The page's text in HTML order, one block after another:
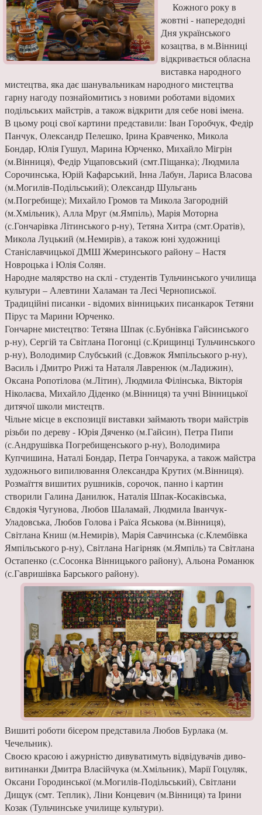
Кожного року в
жовтні - напередодні
Дня українського
козацтва, в м.Вінниці
відкривається обласна
виставка народного
мистецтва, яка дає шанувальникам народного мистецтва
гарну нагоду познайомитись з новими роботами відомих
подільських майстрів, а також відкрити для себе нові імена.
В цьому році свої картини представили: Іван Горобчук, Федір
Панчук, Олександр Пелешко, Ірина Кравченко, Микола
Бондар, Юлія Гушул, Марина Юрченко, Михайло Мігрін
(м.Вінниця), Федір Ущаповський (смт.Піщанка); Людмила
Сорочинська, Юрій Кафарський, Інна Лабун, Лариса Власова
(м.Могилів-Подільський); Олександр Шульгань
(м.Погребище); Михайло Громов та Микола Загородній
(м.Хмільник), Алла Мруг (м.Ямпіль), Марія Моторна
(с.Гончарівка Літинського р-ну), Тетяна Хитра (смт.Оратів),
Микола Луцький (м.Немирів), а також юні художниці
Станіславчицької ДМШ Жмеринського району – Настя
Новроцька і Юлія Солян.
Народне малярство на склі - студентів Тульчинського училища
культури – Алевтини Халаман та Лесі Чернописької.
Традиційні писанки - відомих вінницьких писанкарок Тетяни
Пірус та Марини Юрченко.
Гончарне мистецтво: Тетяна Шпак (с.Бубнівка Гайсинського
р-ну), Сергій та Світлана Погонці (с.Крищинці Тульчинського
р-ну), Володимир Слубський (с.Довжок Ямпільського р-ну),
Василь і Дмитро Рижі та Наталя Лавренюк (м.Ладижин),
Оксана Ропотілова (м.Літин), Людмила Філінська, Вікторія
Ніколаєва, Михайло Діденко (м.Вінниця) та учні Вінницької
дитячої школи мистецтв.
Чільне місце в експозиції виставки займають твори майстрів
різьби по дереву - Юрія Дяченко (м.Гайсин), Петра Пипи
(с.Андрушівка Погребищенського р-ну), Володимира
Купчишина, Наталі Бондар, Петра Гончарука, а також майстра
художнього випилювання Олександра Крутих (м.Вінниця).
Розмаїття вишитих рушників, сорочок, панно і картин
створили Галина Данилюк, Наталія Шпак-Косаківська,
Євдокія Чугунова, Любов Шаламай, Людмила Іванчук-
Уладовська, Любов Голова і Раїса Яськова (м.Вінниця),
Світлана Книш (м.Немирів), Марія Савчинська (с.Клембівка
Ямпільського р-ну), Світлана Нагірняк (м.Ямпіль) та Світлана
Остапенко (с.Сосонка Вінницького району), Альона Романюк
(с.Гавришівка Барського району).
Вишиті роботи бісером представила Любов Бурлака (м.
Чечельник).
Своєю красою і ажурністю дивуватимуть відвідувачів диво-
витинанки Дмитра Власійчука (м.Хмільник), Марії Гоцуляк,
Оксани Городинської (м.Могилів-Подільський), Світлани
Дищук (смт. Теплик), Ліни Концевич (м.Вінниця) та Ірини
Козак (Тульчинське училище культури).